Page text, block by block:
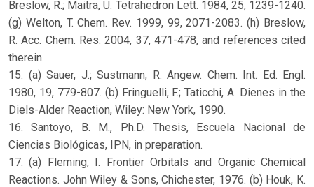
Breslow, R.; Maitra, U. Tetrahedron Lett. 1984, 25, 1239-1240.
(g) Welton, T. Chem. Rev. 1999, 99, 2071-2083. (h) Breslow,
R. Acc. Chem. Res. 2004, 37, 471-478, and references cited
therein.
15. (a) Sauer, J.; Sustmann, R. Angew. Chem. Int. Ed. Engl.
1980, 19, 779-807. (b) Fringuelli, F.; Taticchi, A. Dienes in the
Diels-Alder Reaction, Wiley: New York, 1990.
16. Santoyo, B. M., Ph.D. Thesis, Escuela Nacional de
Ciencias Biológicas, IPN, in preparation.
17. (a) Fleming, I. Frontier Orbitals and Organic Chemical
Reactions. John Wiley & Sons, Chichester, 1976. (b) Houk, K.